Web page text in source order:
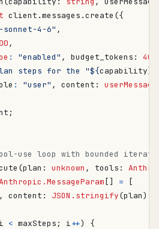
client .messages .create ({
sonnet-4-6" ,
,
: "enabled" , budget_tokens :
steps for the "${capability}
: "user" , content : userMessage
;
(plan : unknown , tools :
[] =
[
, content : JSON.stringify(plan)
i < maxSteps ; i++)
{